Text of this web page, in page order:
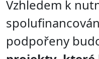
Vzhledem k
podpořeny